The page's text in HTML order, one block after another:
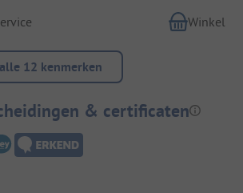
Winkel
12 kenmerken
& certificaten